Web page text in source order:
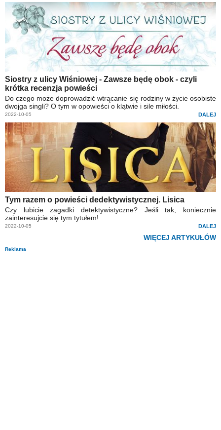
Siostry z ulicy Wiśniowej - Zawsze będę obok - czyli
krótka recenzja powieści
Do czego może doprowadzić wtrącanie się rodziny w życie osobiste
dwojga singli? O tym w opowieści o klątwie i sile miłości.
2022-10-05 DALEJ
Tym razem o powieści dedektywistycznej. Lisica
Czy lubicie zagadki detektywistyczne? Jeśli tak, koniecznie
zainteresujcie się tym tytułem!
2022-10-05 DALEJ
WIĘCEJ ARTYKUŁÓW
Reklama